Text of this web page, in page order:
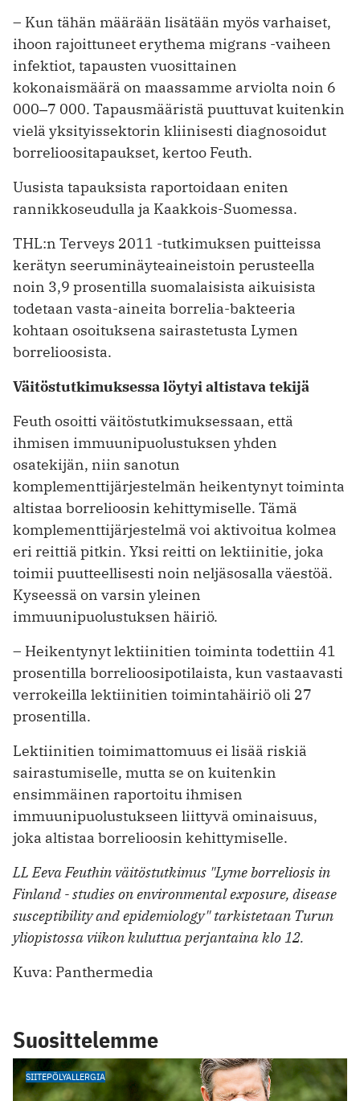
– Kun tähän määrään lisätään myös varhaiset,
ihoon rajoittuneet erythema migrans -vaiheen
infektiot, tapausten vuosittainen
kokonaismäärä on maassamme arviolta noin 6
000‒7 000. Tapausmääristä puuttuvat kuitenkin
vielä yksityissektorin kliinisesti diagnosoidut
borrelioositapaukset, kertoo Feuth.
Uusista tapauksista raportoidaan eniten
rannikkoseudulla ja Kaakkois-Suomessa.
THL:n Terveys 2011 -tutkimuksen puitteissa
kerätyn seeruminäyteaineistoin perusteella
noin 3,9 prosentilla suomalaisista aikuisista
todetaan vasta-aineita borrelia-bakteeria
kohtaan osoituksena sairastetusta Lymen
borrelioosista.
Väitöstutkimuksessa löytyi altistava tekijä
Feuth osoitti väitöstutkimuksessaan, että
ihmisen immuunipuolustuksen yhden
osatekijän, niin sanotun
komplementtijärjestelmän heikentynyt toiminta
altistaa borrelioosin kehittymiselle. Tämä
komplementtijärjestelmä voi aktivoitua kolmea
eri reittiä pitkin. Yksi reitti on lektiinitie, joka
toimii puutteellisesti noin neljäsosalla väestöä.
Kyseessä on varsin yleinen
immuunipuolustuksen häiriö.
– Heikentynyt lektiinitien toiminta todettiin 41
prosentilla borrelioosipotilaista, kun vastaavasti
verrokeilla lektiinitien toimintahäiriö oli 27
prosentilla.
Lektiinitien toimimattomuus ei lisää riskiä
sairastumiselle, mutta se on kuitenkin
ensimmäinen raportoitu ihmisen
immuunipuolustukseen liittyvä ominaisuus,
joka altistaa borrelioosin kehittymiselle.
LL Eeva Feuthin väitöstutkimus "Lyme borreliosis in
Finland - studies on environmental exposure, disease
susceptibility and epidemiology" tarkistetaan Turun
yliopistossa viikon kuluttua perjantaina klo 12.
Kuva: Panthermedia
Suosittelemme
SIITEPÖLYALLERGIA